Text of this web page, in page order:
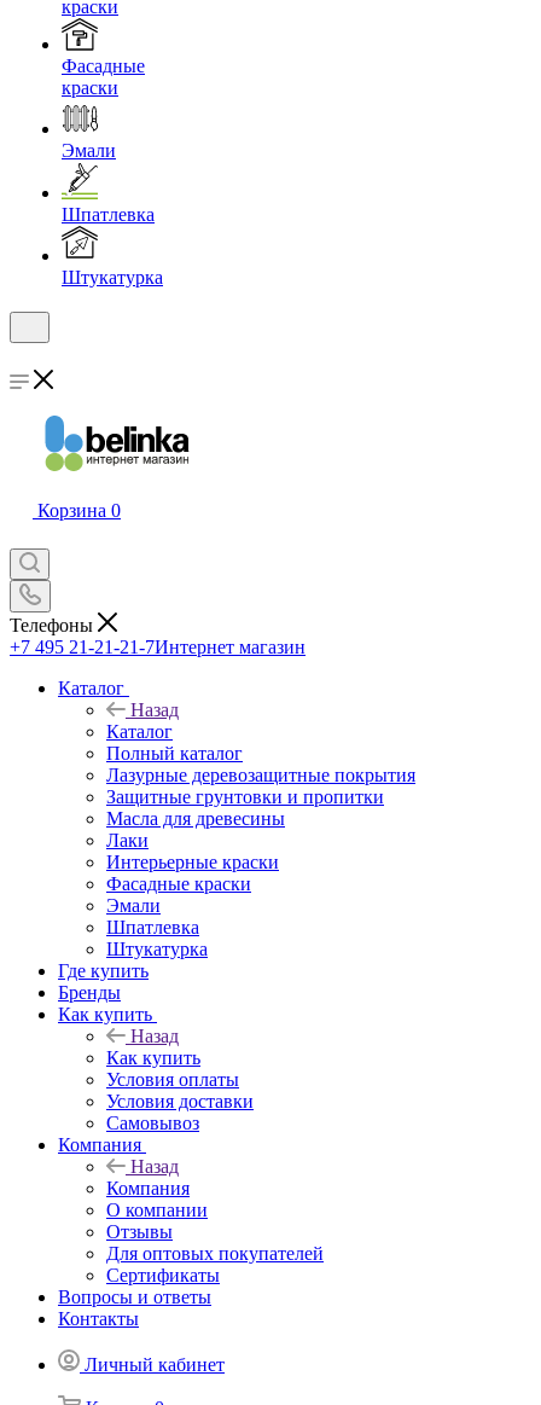
краски
Фасадные
краски
Эмали
Шпатлевка
Штукатурка
Корзина 0
Телефоны
+7 495 21-21-21-7Интернет магазин
Каталог
Назад
Каталог
Полный каталог
Лазурные деревозащитные покрытия
Защитные грунтовки и пропитки
Масла для древесины
Лаки
Интерьерные краски
Фасадные краски
Эмали
Шпатлевка
Штукатурка
Где купить
Бренды
Как купить
Назад
Как купить
Условия оплаты
Условия доставки
Самовывоз
Компания
Назад
Компания
О компании
Отзывы
Для оптовых покупателей
Сертификаты
Вопросы и ответы
Контакты
Личный кабинет